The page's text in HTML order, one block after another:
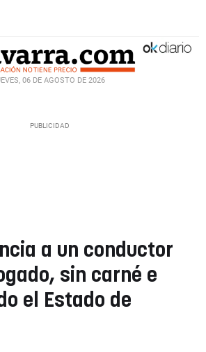
06 DE AGOSTO DE 2026
a un conductor
sin carné e
el Estado de